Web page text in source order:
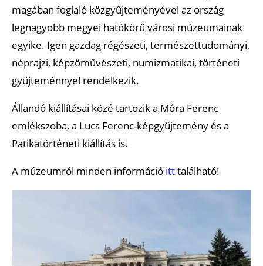
magában foglaló közgyűjteményével az ország
legnagyobb megyei hatókörű városi múzeumainak
egyike. Igen gazdag régészeti, természettudományi,
néprajzi, képzőművészeti, numizmatikai, történeti
gyűjteménnyel rendelkezik.
Állandó kiállításai közé tartozik a Móra Ferenc
emlékszoba, a Lucs Ferenc-képgyűjtemény és a
Patikatörténeti kiállítás is.
A múzeumról minden információ itttalálható!